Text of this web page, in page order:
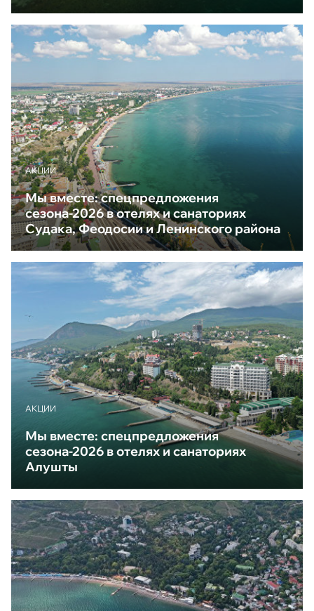
АКЦИИ
Мы вместе: спецпредложения
сезона-2026 в отелях и санаториях
Судака, Феодосии и Ленинского района
АКЦИИ
Мы вместе: спецпредложения
сезона-2026 в отелях и санаториях
Алушты